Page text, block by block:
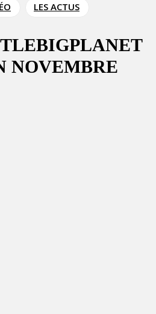
LES ACTUS
NOVEMBRE